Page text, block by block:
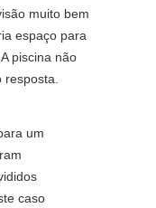
muito bem
espaço para
piscina não
um
caso